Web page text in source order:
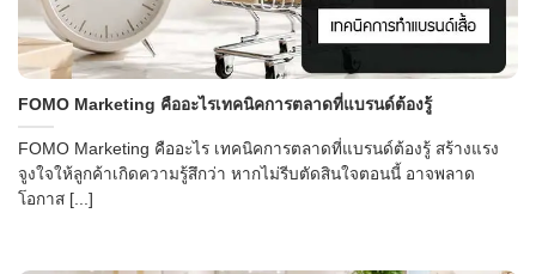
FOMO Marketing คืออะไรเทคนิคการตลาดที่แบรนด์ต้องรู้
FOMO Marketing คืออะไร เทคนิคการตลาดที่แบรนด์ต้องรู้ สร้างแรง
จูงใจให้ลูกค้าเกิดความรู้สึกว่า หากไม่รีบตัดสินใจตอนนี้ อาจพลาด
โอกาส [...]